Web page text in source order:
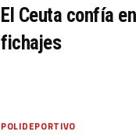
El Ceuta confía
fichajes
POLIDEPORTIVO